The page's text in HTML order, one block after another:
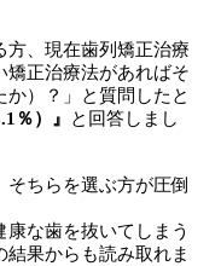
方、現在歯列矯正治療
矯正治療法があればそ
）？」と質問したと
％）』
と回答しまし
ちらを選ぶ方が圧倒
な歯を抜いてしまう
果からも読み取れま